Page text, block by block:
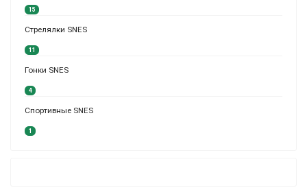
15
Стрелялки SNES
11
Гонки SNES
4
Спортивные SNES
1